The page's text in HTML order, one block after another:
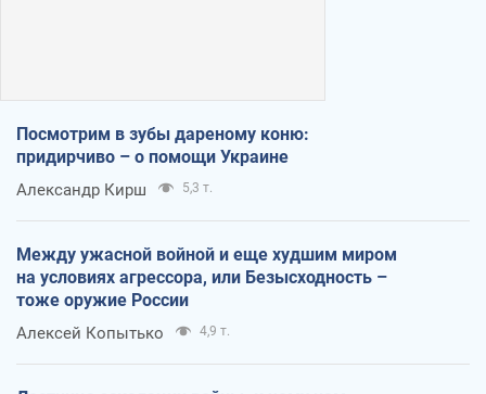
Посмотрим в зубы дареному коню:
придирчиво – о помощи Украине
Александр Кирш 5,3 т.
Между ужасной войной и еще худшим миром
на условиях агрессора, или Безысходность –
тоже оружие России
Алексей Копытько 4,9 т.